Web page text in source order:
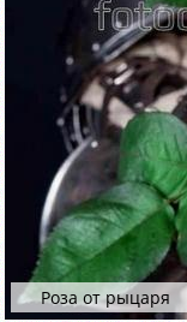
Роза от рыцаря